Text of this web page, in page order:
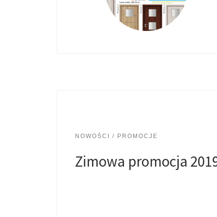
NOWOŚCI / PROMOCJE
Zimowa promocja